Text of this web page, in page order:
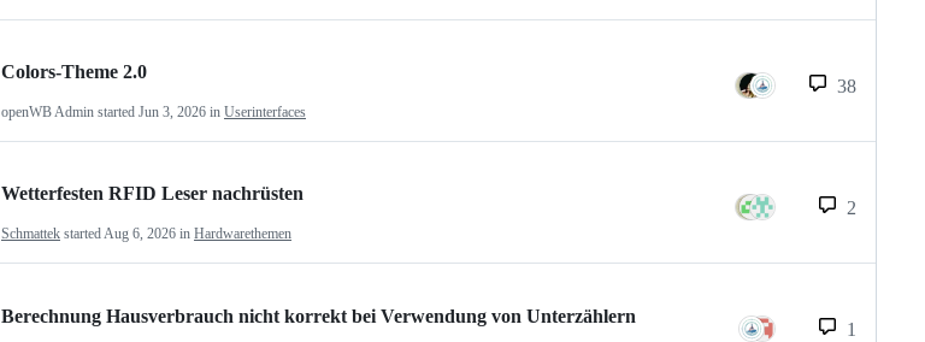
Colors-Theme 2.0
openWB Admin started Jun 3, 2026 in Userinterfaces
38
Wetterfesten RFID Leser nachrüsten
Schmattek startedAug 6, 2026 in Hardwarethemen
2
Berechnung Hausverbrauch nicht korrekt bei Verwendung von Unterzählern
1